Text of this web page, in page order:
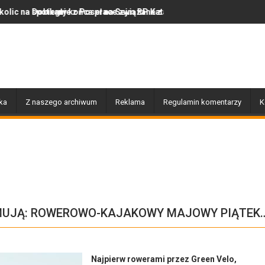
na Sejm RP Katarzyną Królak
prace związane z przebudową i budową chodnika na ulicy
Z regionu. Wpadł przez nawigację
Z naszego archiwum Reklama Regulamin komentarzy
ROWEROWO-KAJAKOWY MAJOWY
Najpierw rowerami przez Green Velo,